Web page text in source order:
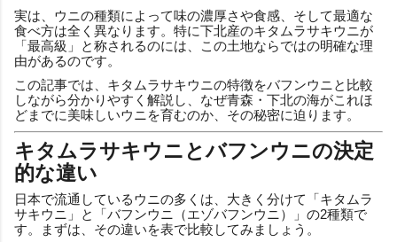
実は、ウニの種類によって味の濃厚さや食感、そして最適な
食べ方は全く異なります。特に下北産のキタムラサキウニが
「最高級」と称されるのには、この土地ならではの明確な理
由があるのです。
この記事では、キタムラサキウニの特徴をバフンウニと比較
しながら分かりやすく解説し、なぜ青森・下北の海がこれほ
どまでに美味しいウニを育むのか、その秘密に迫ります。
キタムラサキウニとバフンウニの決定
的な違い
日本で流通しているウニの多くは、大きく分けて「キタムラ
サキウニ」と「バフンウニ（エゾバフンウニ）」の2種類で
す。まずは、その違いを表で比較してみましょう。